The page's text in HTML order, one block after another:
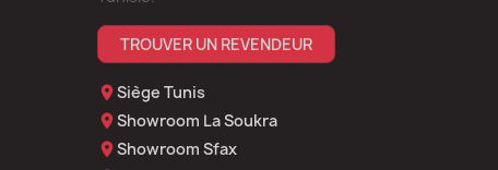
TROUVER UN REVENDEUR
Siège Tunis
Showroom La Soukra
Showroom Sfax